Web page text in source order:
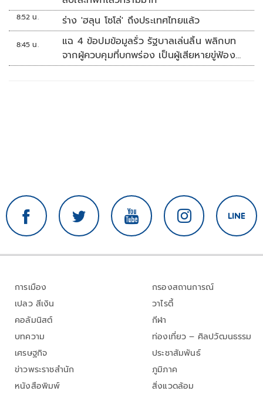
8:52 น. ร่าง 'ฮลุน โซโล่' ถึงประเทศไทยแล้ว
8:45 น.
แฉ 4 ข้อปมข้อมูลรั่ว รัฐบาลเล่นลิ้น พลิกบท
จากผู้ควบคุมที่บกพร่อง เป็นผู้เสียหายขู่ฟ้อง
คนเอาความจริงมาพูด
การเมือง
เปลว สีเงิน
คอลัมนิสต์
บทความ
เศรษฐกิจ
ข่าวพระราชสำนัก
หนังสือพิมพ์
กรองสถานการณ์
วาไรตี้
กีฬา
ท่องเที่ยว – ศิลปวัฒนธรรม
ประชาสัมพันธ์
ภูมิภาค
สิ่งแวดล้อม